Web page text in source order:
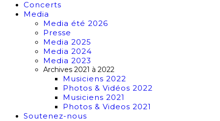
Concerts
Media
Media été 2026
Presse
Media 2025
Media 2024
Media 2023
Archives 2021 à 2022
Musiciens 2022
Photos & Vidéos 2022
Musiciens 2021
Photos & Videos 2021
Soutenez-nous